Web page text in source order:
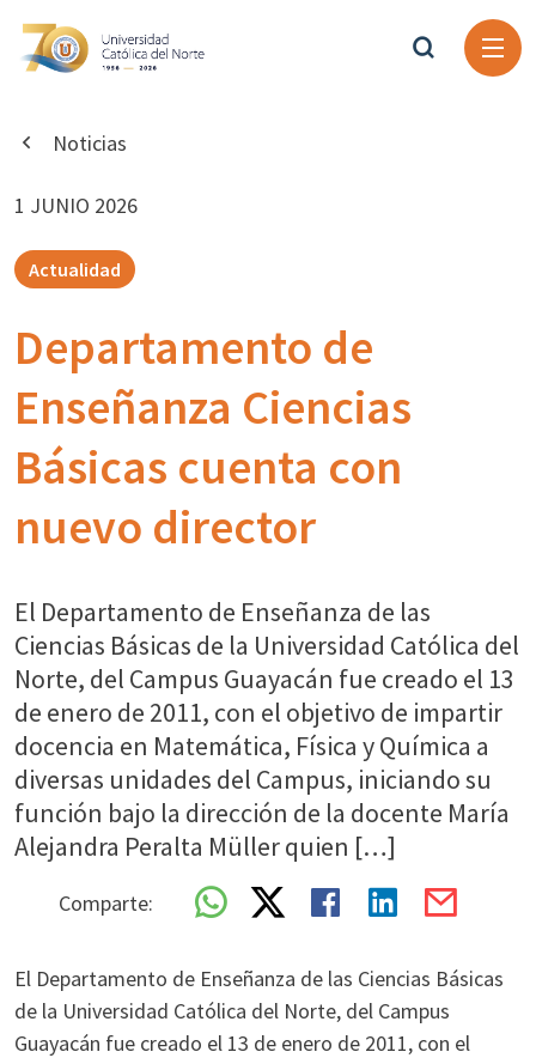
Noticias
1 JUNIO 2026
Actualidad
Departamento de
Enseñanza Ciencias
Básicas cuenta con
nuevo director
El Departamento de Enseñanza de las
Ciencias Básicas de la Universidad Católica del
Norte, del Campus Guayacán fue creado el 13
de enero de 2011, con el objetivo de impartir
docencia en Matemática, Física y Química a
diversas unidades del Campus, iniciando su
función bajo la dirección de la docente María
Alejandra Peralta Müller quien […]
Comparte:
El Departamento de Enseñanza de las Ciencias Básicas
de la Universidad Católica del Norte, del Campus
Guayacán fue creado el 13 de enero de 2011, con el